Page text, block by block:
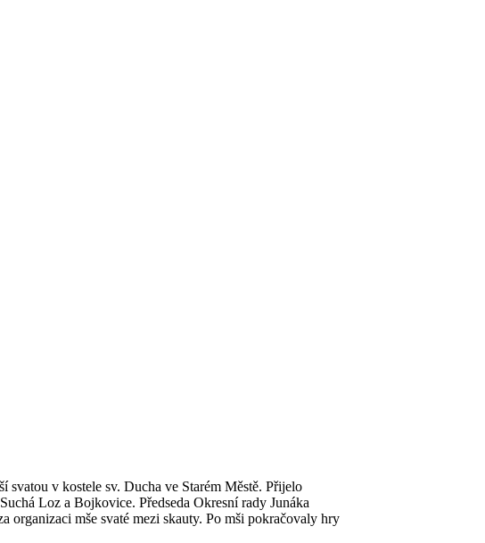
svatou v kostele sv. Ducha ve Starém Městě. Přijelo
Loz a Bojkovice. Předseda Okresní rady Junáka
mše svaté mezi skauty. Po mši pokračovaly hry